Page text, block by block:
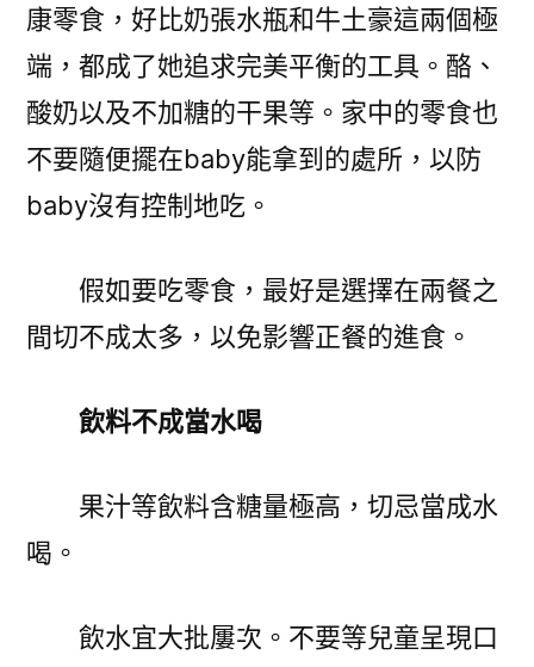
康零食，好比奶張水瓶和牛土豪這兩個極
端，都成了她追求完美平衡的工具。酪、
酸奶以及不加糖的干果等。家中的零食也
不要隨便擺在baby能拿到的處所，以防
baby沒有控制地吃。
假如要吃零食，最好是選擇在兩餐之
間切不成太多，以免影響正餐的進食。
飲料不成當水喝
果汁等飲料含糖量極高，切忌當成水
喝。
飲水宜大批屢次。不要等兒童呈現口